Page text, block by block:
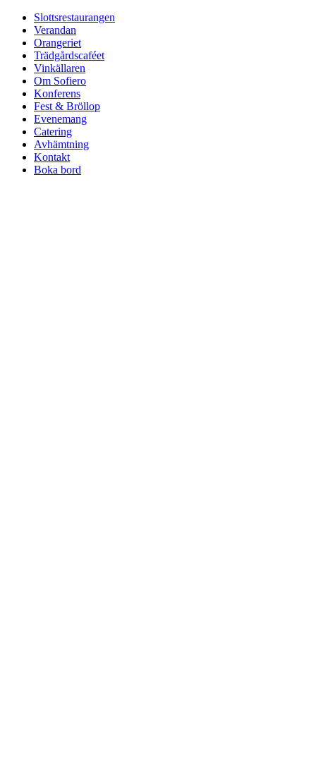
Slottsrestaurangen
Verandan
Orangeriet
Trädgårdscaféet
Vinkällaren
Om Sofiero
Konferens
Fest & Bröllop
Evenemang
Catering
Avhämtning
Kontakt
Boka bord